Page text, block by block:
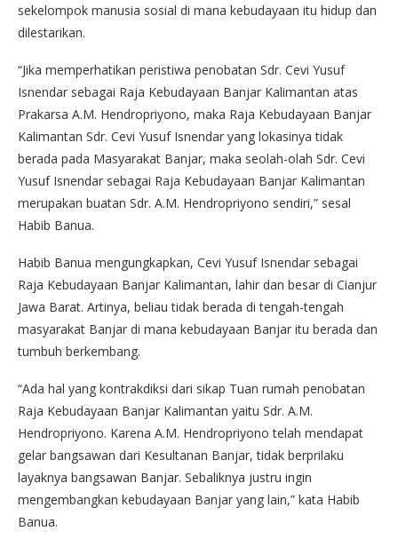
sekelompok manusia sosial di mana kebudayaan itu hidup dan
dilestarikan.
“Jika memperhatikan peristiwa penobatan Sdr. Cevi Yusuf
Isnendar sebagai Raja Kebudayaan Banjar Kalimantan atas
Prakarsa A.M. Hendropriyono, maka Raja Kebudayaan Banjar
Kalimantan Sdr. Cevi Yusuf Isnendar yang lokasinya tidak
berada pada Masyarakat Banjar, maka seolah-olah Sdr. Cevi
Yusuf Isnendar sebagai Raja Kebudayaan Banjar Kalimantan
merupakan buatan Sdr. A.M. Hendropriyono sendiri,” sesal
Habib Banua.
Habib Banua mengungkapkan, Cevi Yusuf Isnendar sebagai
Raja Kebudayaan Banjar Kalimantan, lahir dan besar di Cianjur
Jawa Barat. Artinya, beliau tidak berada di tengah-tengah
masyarakat Banjar di mana kebudayaan Banjar itu berada dan
tumbuh berkembang.
“Ada hal yang kontrakdiksi dari sikap Tuan rumah penobatan
Raja Kebudayaan Banjar Kalimantan yaitu Sdr. A.M.
Hendropriyono. Karena A.M. Hendropriyono telah mendapat
gelar bangsawan dari Kesultanan Banjar, tidak berprilaku
layaknya bangsawan Banjar. Sebaliknya justru ingin
mengembangkan kebudayaan Banjar yang lain,” kata Habib
Banua.